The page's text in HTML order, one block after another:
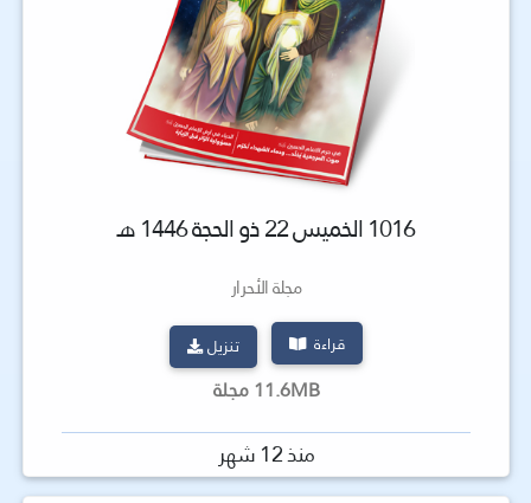
1016 الخميس 22 ذو الحجة 1446 هـ
مجلة الأحرار
قراءة تنزيل
11.6MB مجلة
منذ 12 شهر